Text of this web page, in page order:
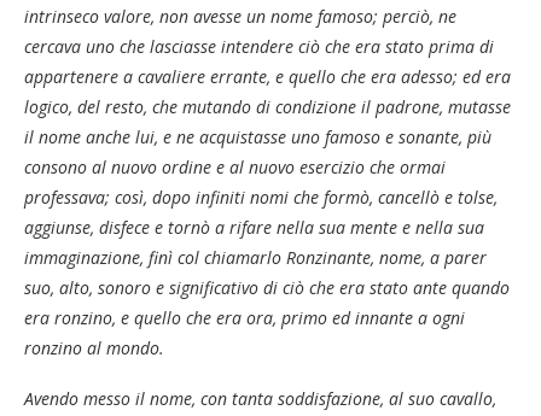
intrinseco valore, non avesse un nome famoso; perciò, ne
cercava uno che lasciasse intendere ciò che era stato prima di
appartenere a cavaliere errante, e quello che era adesso; ed era
logico, del resto, che mutando di condizione il padrone, mutasse
il nome anche lui, e ne acquistasse uno famoso e sonante, più
consono al nuovo ordine e al nuovo esercizio che ormai
professava; così, dopo infiniti nomi che formò, cancellò e tolse,
aggiunse, disfece e tornò a rifare nella sua mente e nella sua
immaginazione, finì col chiamarlo Ronzinante, nome, a parer
suo, alto, sonoro e significativo di ciò che era stato ante quando
era ronzino, e quello che era ora, primo ed innante a ogni
ronzino al mondo.
Avendo messo il nome, con tanta soddisfazione, al suo cavallo,